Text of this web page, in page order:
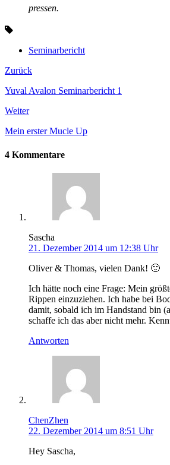
pressen.
Seminarbericht
Zurück
Yuval Avalon Seminarbericht 1
Weiter
Mein erster Mucle Up
4 Kommentare
Sascha
21. Dezember 2014 um 12:38 Uhr
Oliver & Thomas, vielen Dank! 🙂
Ich hätte noch eine Frage: Mein
Rippen einzuziehen. Ich habe bei
damit, sobald ich im Handstand bin
schaffe ich das aber nicht mehr.
Antworten
ChenZhen
22. Dezember 2014 um 8:51 Uhr
Hey Sascha,